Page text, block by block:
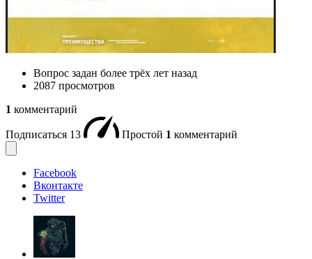
Вопрос задан более трёх лет назад
2087 просмотров
1 комментарий
Подписаться 13 Простой 1 комментарий
Facebook
Вконтакте
Twitter